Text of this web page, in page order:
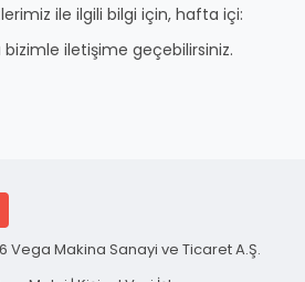
ile ilgili bilgi için, hafta içi:
bizimle iletişime geçebilirsiniz.
Vega Makina Sanayi ve Ticaret A.Ş.